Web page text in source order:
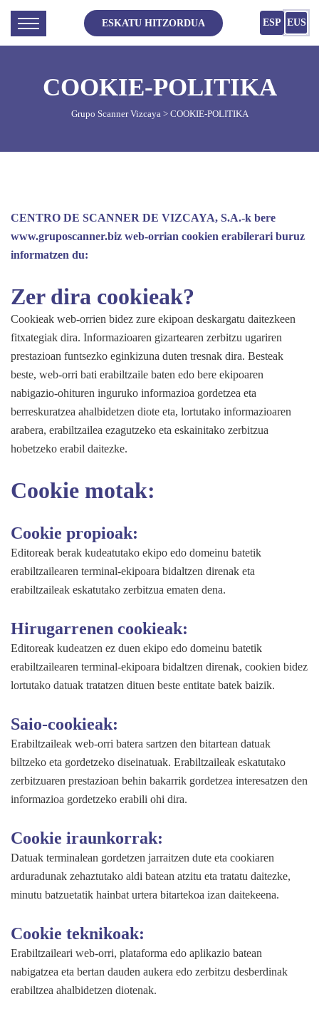
ESKATU HITZORDUA ESP EUS
COOKIE-POLITIKA
Grupo Scanner Vizcaya> COOKIE-POLITIKA
CENTRO DE SCANNER DE VIZCAYA, S.A.-k bere
www.gruposcanner.biz web-orrian cookien erabilerari buruz
informatzen du:
Zer dira cookieak?
Cookieak web-orrien bidez zure ekipoan deskargatu daitezkeen
fitxategiak dira. Informazioaren gizartearen zerbitzu ugariren
prestazioan funtsezko eginkizuna duten tresnak dira. Besteak
beste, web-orri bati erabiltzaile baten edo bere ekipoaren
nabigazio-ohituren inguruko informazioa gordetzea eta
berreskuratzea ahalbidetzen diote eta, lortutako informazioaren
arabera, erabiltzailea ezagutzeko eta eskainitako zerbitzua
hobetzeko erabil daitezke.
Cookie motak:
Cookie propioak:
Editoreak berak kudeatutako ekipo edo domeinu batetik
erabiltzailearen terminal-ekipoara bidaltzen direnak eta
erabiltzaileak eskatutako zerbitzua ematen dena.
Hirugarrenen cookieak:
Editoreak kudeatzen ez duen ekipo edo domeinu batetik
erabiltzailearen terminal-ekipoara bidaltzen direnak, cookien bidez
lortutako datuak tratatzen dituen beste entitate batek baizik.
Saio-cookieak:
Erabiltzaileak web-orri batera sartzen den bitartean datuak
biltzeko eta gordetzeko diseinatuak. Erabiltzaileak eskatutako
zerbitzuaren prestazioan behin bakarrik gordetzea interesatzen den
informazioa gordetzeko erabili ohi dira.
Cookie iraunkorrak:
Datuak terminalean gordetzen jarraitzen dute eta cookiaren
arduradunak zehaztutako aldi batean atzitu eta tratatu daitezke,
minutu batzuetatik hainbat urtera bitartekoa izan daitekeena.
Cookie teknikoak:
Erabiltzaileari web-orri, plataforma edo aplikazio batean
nabigatzea eta bertan dauden aukera edo zerbitzu desberdinak
erabiltzea ahalbidetzen diotenak.